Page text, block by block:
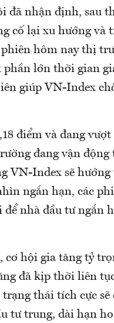
đã nhận định, sau
cố lại xu hướng và
hôm nay thị
lớn thời gian
giúp VN-Index
điểm và đang
đang vận động
VN-Index sẽ
ngắn hạn, các
nhà đầu tư ngắn
cơ hội gia tăng tỷ
đã kịp thời liên
thái tích cực sẽ
tư trung, dài hạn